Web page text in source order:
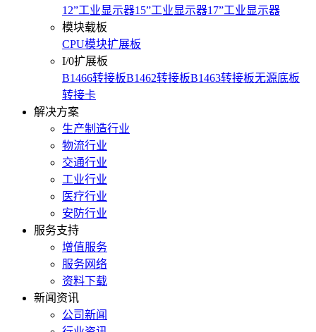
12”工业显示器15”工业显示器17”工业显示器
模块载板
CPU模块扩展板
I/0扩展板
B1466转接板B1462转接板B1463转接板无源底板
转接卡
解决方案
生产制造行业
物流行业
交通行业
工业行业
医疗行业
安防行业
服务支持
增值服务
服务网络
资料下载
新闻资讯
公司新闻